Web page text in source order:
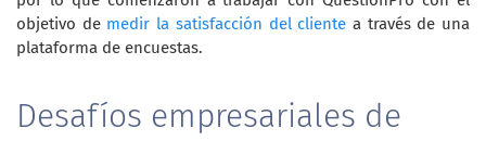
objetivo de medir la satisfacción del cliente a través de una
plataforma de encuestas.
Desafíos empresariales de